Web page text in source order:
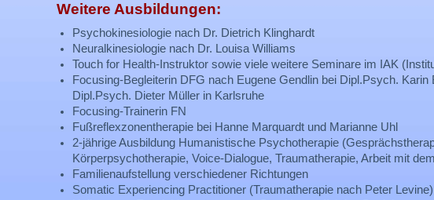
Weitere Ausbildungen:
Psychokinesiologie nach Dr. Dietrich Klinghardt
Neuralkinesiologie nach Dr. Louisa Williams
Touch for Health-Instruktor sowie viele weitere Seminare im IAK
Focusing-Begleiterin DFG nach Eugene Gendlin bei Dipl.Psych.
Dipl.Psych. Dieter Müller in Karlsruhe
Focusing-Trainerin FN
Fußreflexzonentherapie bei Hanne Marquardt und Marianne Uhl
2-jährige Ausbildung Humanistische Psychotherapie
Körperpsychotherapie, Voice-Dialogue, Traumatherapie, Arbeit mit
Familienaufstellung verschiedener Richtungen
Somatic Experiencing Practitioner (Traumatherapie nach Peter Levine)